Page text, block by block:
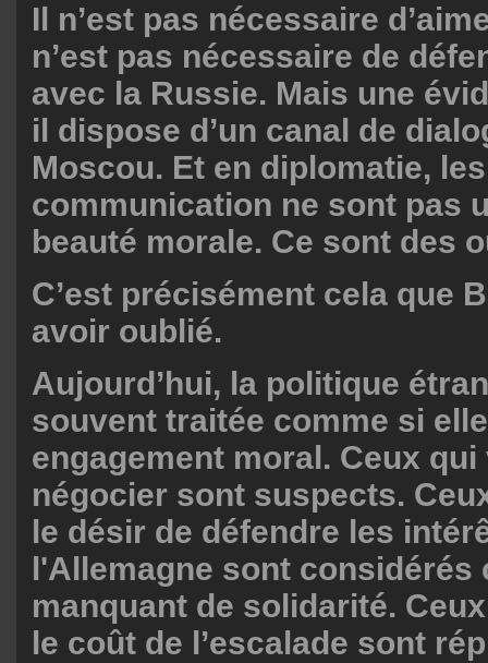
Il n’est pas nécessaire
n’est pas nécessaire de
avec la Russie. Mais une
il dispose d’un canal de
Moscou. Et en diplomatie,
communication ne sont pas
beauté morale. Ce sont des
C’est précisément cela que
avoir oublié.
Aujourd’hui, la politique
souvent traitée comme si
engagement moral. Ceux qui
négocier sont suspects.
le désir de défendre les
l'Allemagne sont considérés
manquant de solidarité.
le coût de l’escalade sont